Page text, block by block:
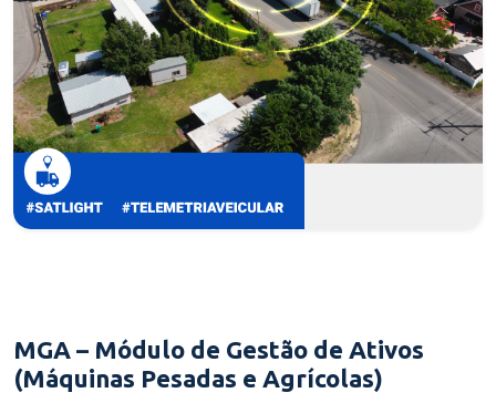
MGA – Módulo de Gestão de Ativos
(Máquinas Pesadas e Agrícolas)